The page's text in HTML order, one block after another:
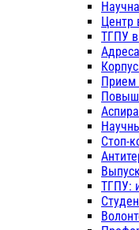
Центр
ТГПУ в
Прием
Стоп-
ТГПУ: